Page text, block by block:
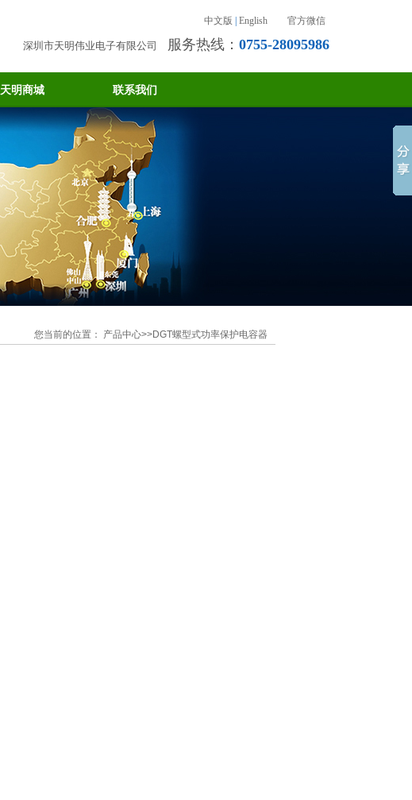
官方微信
中文版 English
深圳市天明伟业电子有限公司 服务热线： 0755-28095986
天明商城 联系我们
您当前的位置： 产品中心>>DGT螺型式功率保护电容器